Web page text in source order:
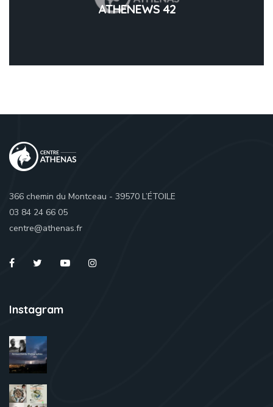
ATHENEWS 42
366 chemin du Montceau - 39570 L’ÉTOILE
03 84 24 66 05
centre@athenas.fr
Instagram